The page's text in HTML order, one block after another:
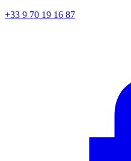
+33 9 70 19 16 87